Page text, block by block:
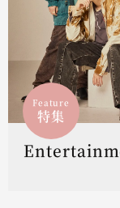
Feature
特集